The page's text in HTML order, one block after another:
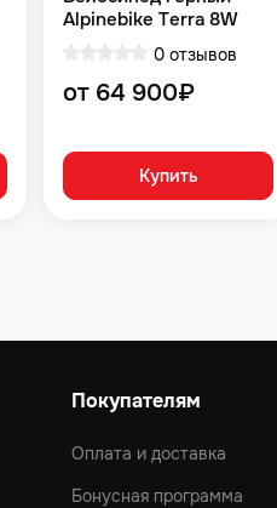
Alpinebike Terra 8W
0 отзывов
от 64 900₽
Купить
Покупателям
Оплата и доставка
Бонусная программа